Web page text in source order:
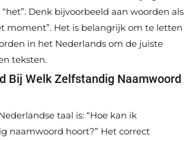
Denk bijvoorbeeld aan woorden als
moment”. Het is belangrijk om te letten
in het Nederlands om de juiste
teksten.
Bij Welk Zelfstandig Naamwoord
taal is: “Hoe kan ik
naamwoord hoort?” Het correct